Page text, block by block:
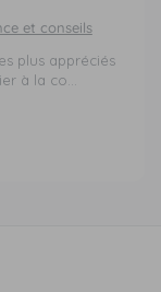
et conseils
plus appréciés
à la co...